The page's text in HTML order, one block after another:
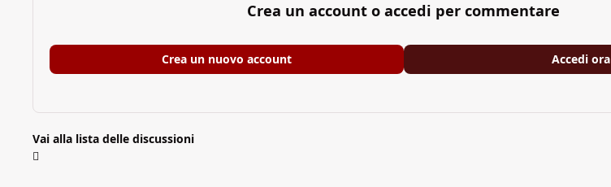
Crea un account o accedi per commentare
Crea un nuovo account Accedi ora
Vai alla lista delle discussioni